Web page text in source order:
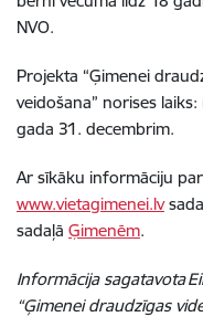
NVO.
Projekta “Ģimenei
veidošana” norises
gada 31. decembrim.
Ar sīkāku informāciju
www.vietagimenei.lv
sadaļā Ģimenēm.
Informācija sagatavota
“Ģimenei draudzīgas